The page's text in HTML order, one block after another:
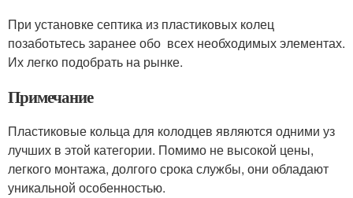
При установке септика из пластиковых колец
позаботьтесь заранее обо всех необходимых элементах.
Их легко подобрать на рынке.
Примечание
Пластиковые кольца для колодцев являются одними уз
лучших в этой категории. Помимо не высокой цены,
легкого монтажа, долгого срока службы, они обладают
уникальной особенностью.